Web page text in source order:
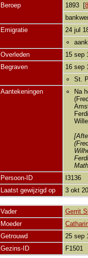
Beroep
1893 [8
Emigratie
24 jul
Overleden
15 sep
Begraven
16 sep
St.
Aantekeningen
Na
Persoon-ID
I3136
Laatst gewijzigd op
3 okt
Vader Gerrit
Moeder
Getrouwd
25 sep
Gezins-ID
F1501